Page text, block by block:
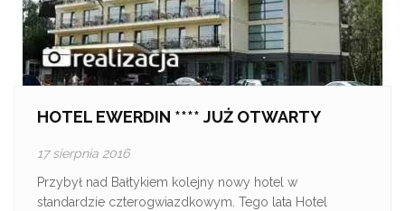
HOTEL EWERDIN **** JUŻ OTWARTY
17 sierpnia 2016
Przybył nad Bałtykiem kolejny nowy hotel w
standardzie czterogwiazdkowym. Tego lata Hotel